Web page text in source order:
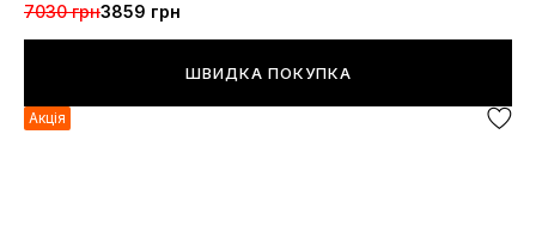
7030 грн3859 грн
ШВИДКА ПОКУПКА
Акція